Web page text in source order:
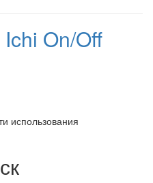
On/Off
использования